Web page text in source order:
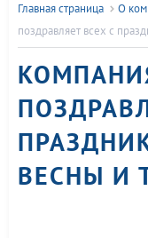
Главная страница О
поздравляет всех с
ВЕСНЫ И